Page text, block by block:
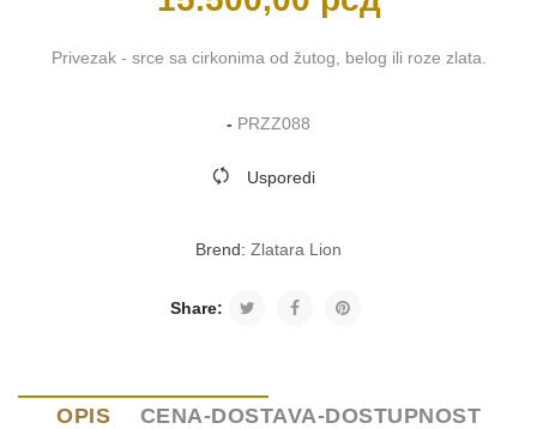
Privezak - srce sa cirkonima od žutog, belog ili roze zlata.
- PRZZ088
Usporedi
Brend: Zlatara Lion
Share:
OPIS CENA-DOSTAVA-DOSTUPNOST